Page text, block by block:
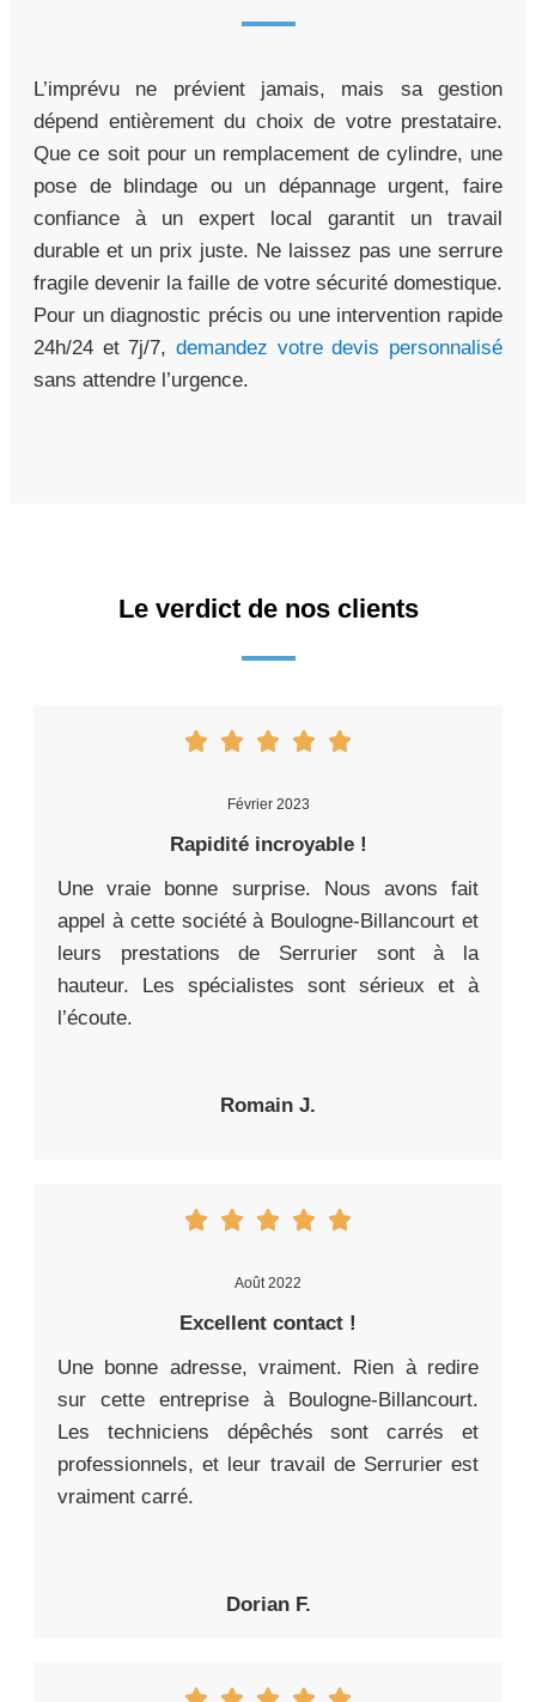
L’imprévu ne prévient jamais, mais sa gestion
dépend entièrement du choix de votre prestataire.
Que ce soit pour un remplacement de cylindre, une
pose de blindage ou un dépannage urgent, faire
confiance à un expert local garantit un travail
durable et un prix juste. Ne laissez pas une serrure
fragile devenir la faille de votre sécurité domestique.
Pour un diagnostic précis ou une intervention rapide
24h/24 et 7j/7, demandez votre devis personnalisé
sans attendre l’urgence.
Le verdict de nos clients
Février 2023
Rapidité incroyable !
Une vraie bonne surprise. Nous avons fait
appel à cette société à Boulogne-Billancourt et
leurs prestations de Serrurier sont à la
hauteur. Les spécialistes sont sérieux et à
l’écoute.
Romain J.
Août 2022
Excellent contact !
Une bonne adresse, vraiment. Rien à redire
sur cette entreprise à Boulogne-Billancourt.
Les techniciens dépêchés sont carrés et
professionnels, et leur travail de Serrurier est
vraiment carré.
Dorian F.